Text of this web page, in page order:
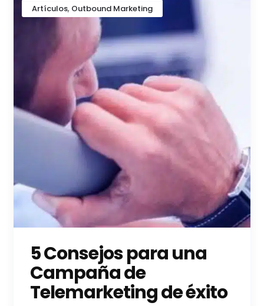
Artículos, Outbound Marketing
5 Consejos para una
Campaña de
Telemarketing de éxito